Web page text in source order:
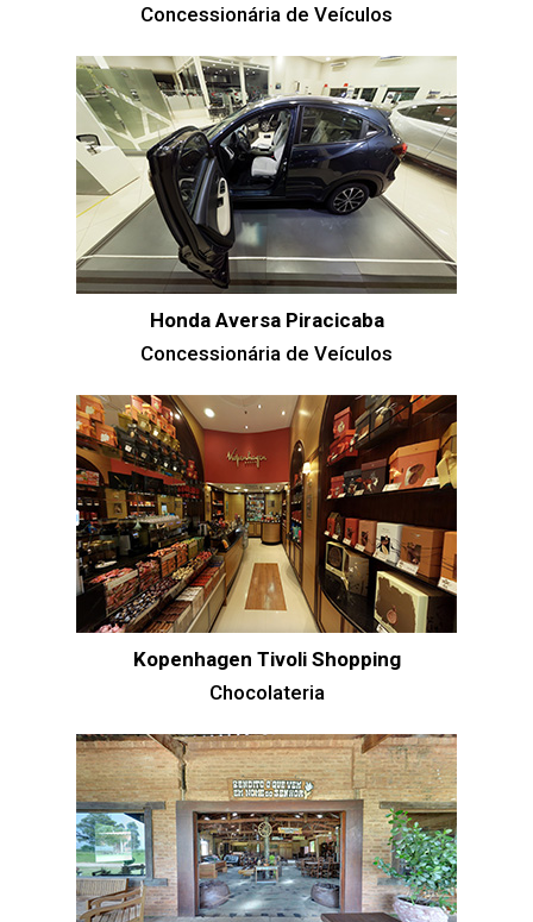
Concessionária de Veículos
Honda Aversa Piracicaba
Concessionária de Veículos
Kopenhagen Tivoli Shopping
Chocolateria